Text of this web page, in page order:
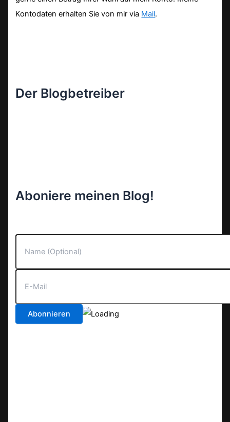
Kontodaten erhalten Sie von mir via Mail.
Der Blogbetreiber
Aboniere meinen Blog!